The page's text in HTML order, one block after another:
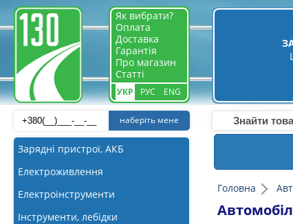
Як вибрати?
Оплата
Доставка
Гарантія
Про магазин
Статті
УКР РУС ENG
наберіть мене
Зарядні пристрої, АКБ
Електроживлення
Електроінструменти
Інструменти, лебідки
Головна